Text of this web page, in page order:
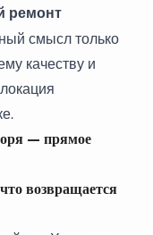
ремонт
смысл только
качеству и
— прямое
возвращается